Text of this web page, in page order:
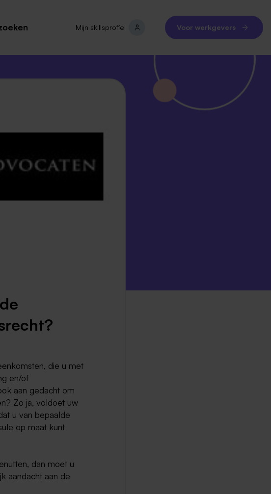
Mijn skillsprofiel Voor werkgevers
die u met
en/of
aan gedacht om
Zo ja, voldoet uw
u van bepaalde
op maat kunt
dan moet u
aandacht aan de